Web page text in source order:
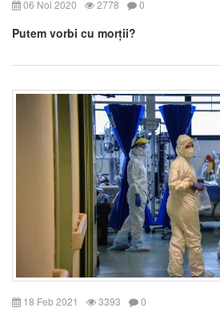
06 Noi 2020 2778 0
Putem vorbi cu morții?
18 Feb 2021 3393 0